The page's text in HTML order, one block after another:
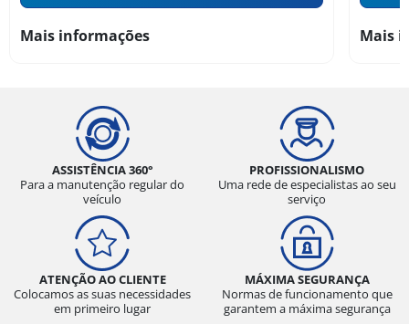
Mais informações Mais
ASSISTÊNCIA 360°
Para a manutenção regular do
veículo
PROFISSIONALISMO
Uma rede de especialistas ao seu
serviço
ATENÇÃO AO CLIENTE
Colocamos as suas necessidades
em primeiro lugar
MÁXIMA SEGURANÇA
Normas de funcionamento que
garantem a máxima segurança